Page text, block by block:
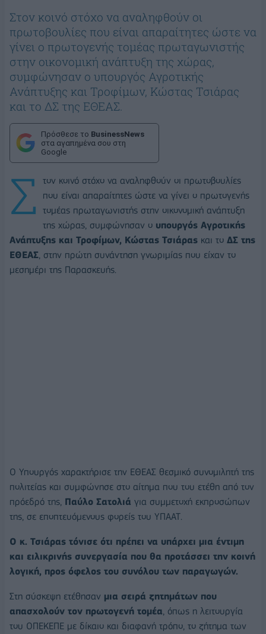
Στον κοινό στόχο να αναληφθούν οι
πρωτοβουλίες που είναι απαραίτητες ώστε να
γίνει ο πρωτογενής τομέας πρωταγωνιστής
στην οικονομική ανάπτυξη της χώρας,
συμφώνησαν ο υπουργός Αγροτικής
Ανάπτυξης και Τροφίμων, Κώστας Τσιάρας
και το ΔΣ της ΕΘΕΑΣ.
Πρόσθεσε το BusinessNews
στα αγαπημένα σου στη
Google
Σ
τον κοινό στόχο να αναληφθούν οι πρωτοβουλίες
που είναι απαραίτητες ώστε να γίνει ο πρωτογενής
τομέας πρωταγωνιστής στην οικονομική ανάπτυξη
της χώρας, συμφώνησαν ο υπουργός Αγροτικής
Ανάπτυξης και Τροφίμων, Κώστας Τσιάρας και το ΔΣ της
ΕΘΕΑΣ , στην πρώτη συνάντηση γνωριμίας που είχαν το
μεσημέρι της Παρασκευής.
Ο Υπουργός χαρακτήρισε την ΕΘΕΑΣ θεσμικό συνομιλητή της
πολιτείας και συμφώνησε στο αίτημα που του ετέθη από τον
πρόεδρό της, Παύλο Σατολιά για συμμετοχή εκπροσώπων
της, σε εποπτευόμενους φορείς του ΥΠΑΑΤ.
Ο κ. Τσιάρας τόνισε ότι πρέπει να υπάρχει μια έντιμη
και ειλικρινής συνεργασία που θα προτάσσει την κοινή
λογική, προς όφελος του συνόλου των παραγωγών.
Στη σύσκεψη ετέθησαν μια σειρά ζητημάτων που
απασχολούν τον πρωτογενή τομέα, όπως η λειτουργία
του ΟΠΕΚΕΠΕ με δίκαιο και διαφανή τρόπο, το ζήτημα των